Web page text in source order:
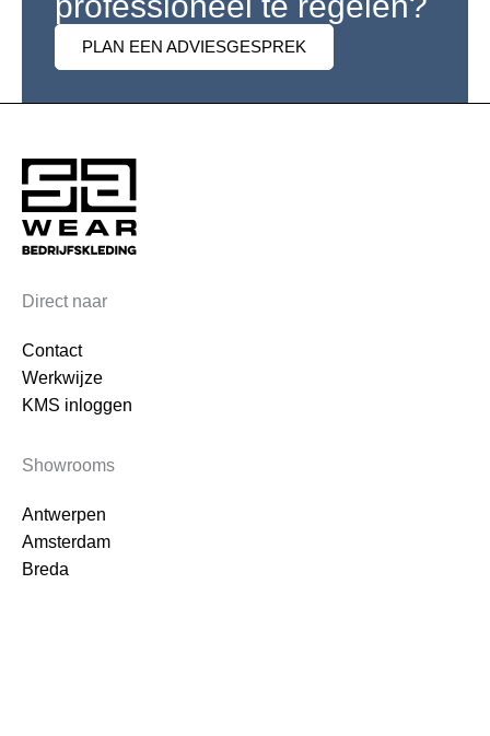
PLAN EEN ADVIESGESPREK
Direct naar
Contact
Werkwijze
KMS inloggen
Showrooms
Antwerpen
Amsterdam
Breda